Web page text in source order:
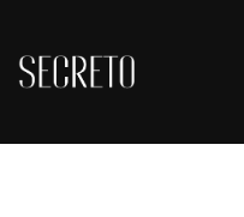
Pular
para
conteúdo